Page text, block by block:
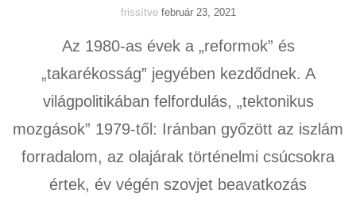
frissítve február 23, 2021
Az 1980-as évek a „reformok” és
„takarékosság” jegyében kezdődnek. A
világpolitikában felfordulás, „tektonikus
mozgások” 1979-től: Iránban győzött az iszlám
forradalom, az olajárak történelmi csúcsokra
értek, év végén szovjet beavatkozás